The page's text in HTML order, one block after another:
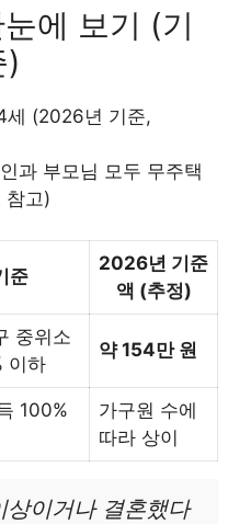
에 보기 (기
)
세 (2026년 기준,
과 부모님 모두 무주택
참고)
준
2026년 기준
액 (추정)
중위소
이하
약 154만 원
100%
가구원 수에
따라 상이
이거나 결혼했다